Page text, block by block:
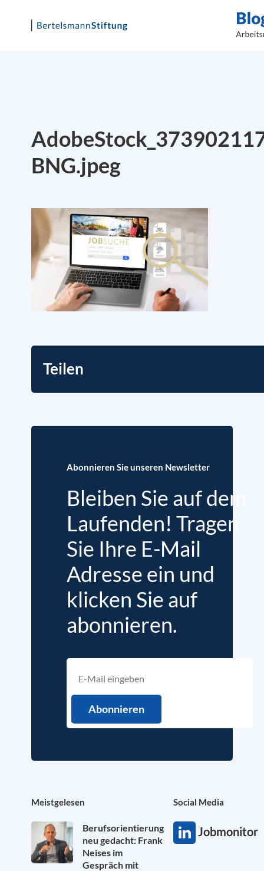
BNG.jpeg
Teilen
Abonnieren Sie unseren Newsletter
Bleiben Sie auf dem
Laufenden! Tragen
Sie Ihre E-Mail
Adresse ein und
klicken Sie auf
abonnieren.
Meistgelesen
Berufsorientierung
neu gedacht: Frank
Neises im
Gespräch mit
Social Media
Jobmonitor